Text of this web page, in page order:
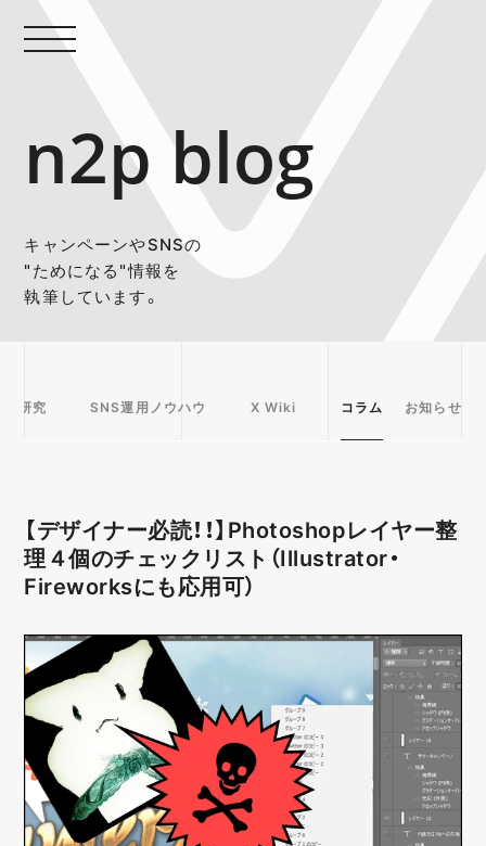
n2p blog
キャンペーンやSNSの
"ためになる"情報を
執筆しています。
研究 SNS運用ノウハウ X Wiki コラム お知らせ
【デザイナー必読！！】Photoshopレイヤー整
理４個のチェックリスト（Illustrator・
Fireworksにも応用可）